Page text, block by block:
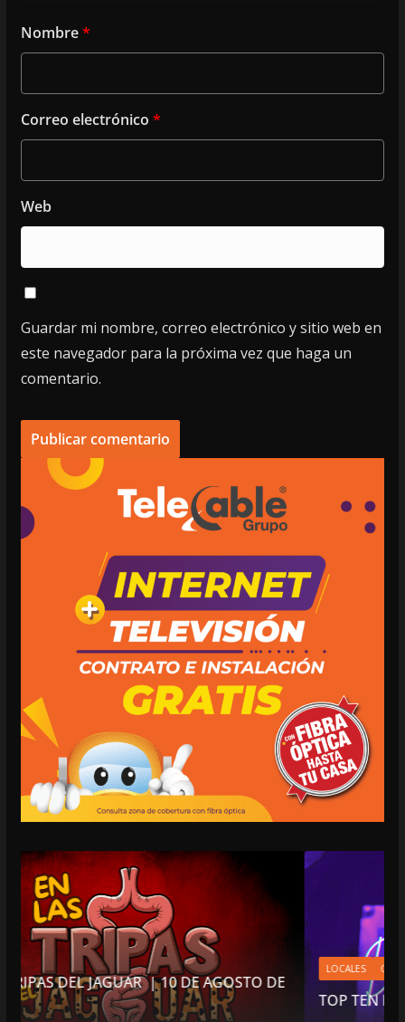
Nombre*
Correo electrónico *
Web
Guardar mi nombre, correo electrónico y sitio web en
este navegador para la próxima vez que haga un
comentario.
DE
LOCALES OPINIÓN
TOP TEN DE REPUDIADOS (2)